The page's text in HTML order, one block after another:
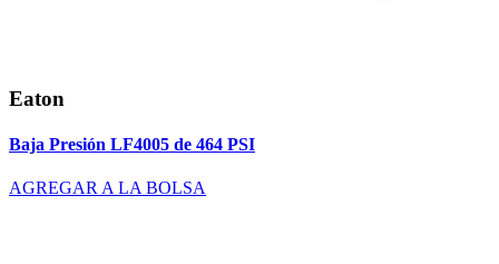
Eaton
Baja Presión LF4005 de 464 PSI
AGREGAR A LA BOLSA